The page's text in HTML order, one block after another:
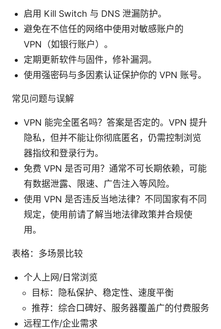
启用 Kill Switch 与 DNS 泄漏防护。
避免在不信任的网络中使用对敏感账户的
VPN（如银行账户）。
定期更新软件与固件，修补漏洞。
使用强密码与多因素认证保护你的 VPN 账号。
常见问题与误解
VPN 能完全匿名吗？答案是否定的。VPN 提升
隐私，但并不能让你彻底匿名，仍需控制浏览
器指纹和登录行为。
免费 VPN 是否可用？通常不可长期依赖，可能
有数据泄露、限速、广告注入等风险。
使用 VPN 是否违反当地法律？不同国家有不同
规定，使用前请了解当地法律政策并合规使
用。
表格：多场景比较
个人上网/日常浏览
目标：隐私保护、稳定性、速度平衡
推荐：综合口碑好、服务器覆盖广的付费服务
远程工作/企业需求